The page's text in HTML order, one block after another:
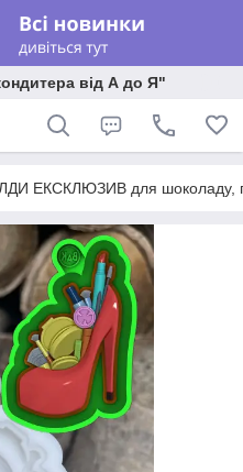
від А до Я"
ЕКСКЛЮЗИВ для шоколаду,